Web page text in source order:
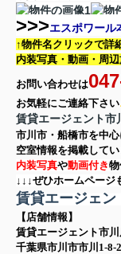
>>>エスポワール
↑物件名クリックで詳
内装写真・動画・ 周
お問い合わせは
お気軽にご連絡下さい
賃貸エージェント市
市川市・船橋市を中
空室情報を掲載してい
内装写真や動画付き物
↓↓↓ぜひホームページ
賃貸エージェン
【店舗情報】
賃貸エージェント市
千葉県市川市市川1-